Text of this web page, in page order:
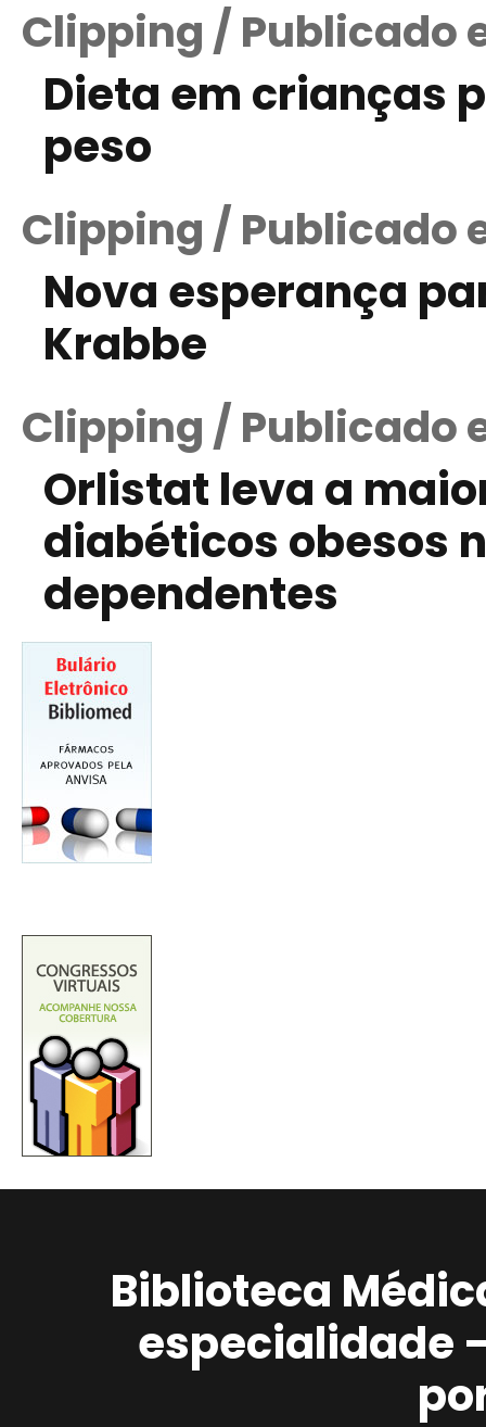
Clipping / Publicado
Dieta em crianças
peso
Clipping / Publicado
Nova esperança
Krabbe
Clipping / Publicado
Orlistat leva a
diabéticos obesos
dependentes
Biblioteca
especialidade